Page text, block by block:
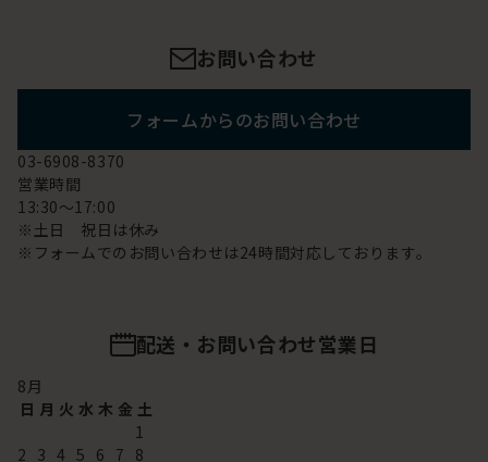
お問い合わせ
フォームからのお問い合わせ
03-6908-8370
営業時間
13:30～17:00
※土日 祝日は休み
※フォームでのお問い合わせは24時間対応しております。
配送・お問い合わせ営業日
8月
日 月 火 水 木 金 土
1
2 3 4 5 6 7 8